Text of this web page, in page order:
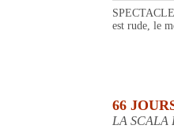
est rude, le
66
LA SCALA